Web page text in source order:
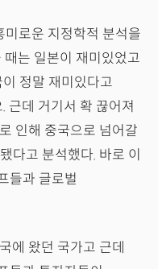
로운 지정학적 분석을
는 일본이 재미있었고
정말 재미있다고
근데 거기서 확 끊어져
인해 중국으로 넘어갈
다고 분석했다. 바로 이
들과 글로벌
에 왔던 국가고 근데